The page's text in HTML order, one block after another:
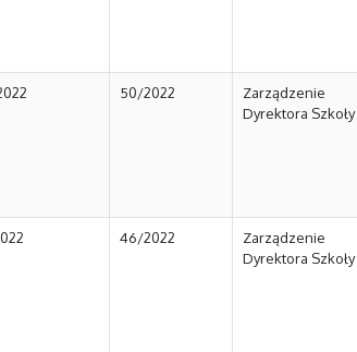
50/2022
Zarządzenie
Dyrektora Szkoły
46/2022
Zarządzenie
Dyrektora Szkoły